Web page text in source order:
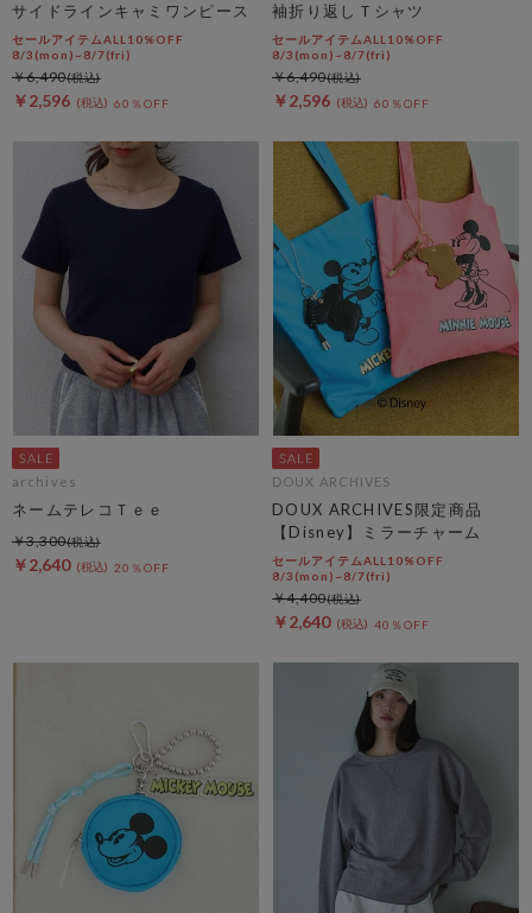
サイドラインキャミワンピース
セールアイテムALL10%OFF
8/3(mon)~8/7(fri)
￥2,596 60％OFF
￥6,490
袖折り返しＴシャツ
セールアイテムALL10%OFF
8/3(mon)~8/7(fri)
￥2,596 60％OFF
￥6,490
archives
ネームテレコＴｅｅ
￥2,640 20％OFF
￥3,300
DOUX ARCHIVES
DOUX ARCHIVES限定商品
【Disney】ミラーチャーム
セールアイテムALL10%OFF
8/3(mon)~8/7(fri)
￥2,640 40％OFF
￥4,400